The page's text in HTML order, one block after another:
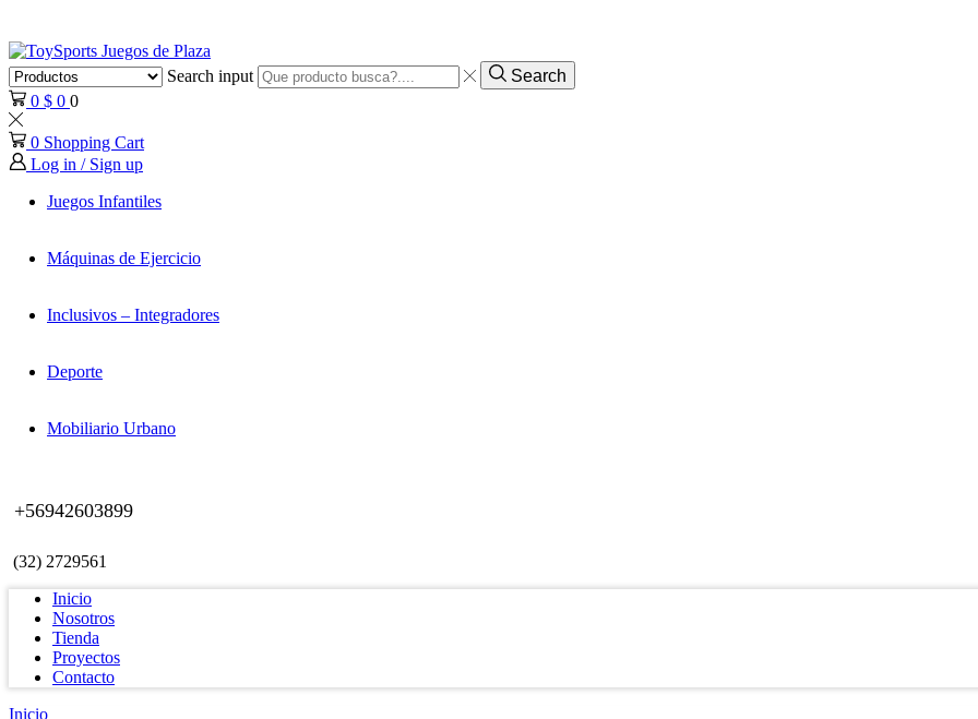
Search input
Search
0 $ 0 0
0 Shopping Cart
Log in / Sign up
Juegos Infantiles
Máquinas de Ejercicio
Inclusivos – Integradores
Deporte
Mobiliario Urbano
+56942603899
(32) 2729561
Inicio
Nosotros
Tienda
Proyectos
Contacto
Inicio